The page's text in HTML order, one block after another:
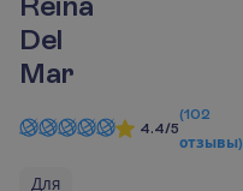
Del
Mar
4.4/5
(102
отзывы)
Для